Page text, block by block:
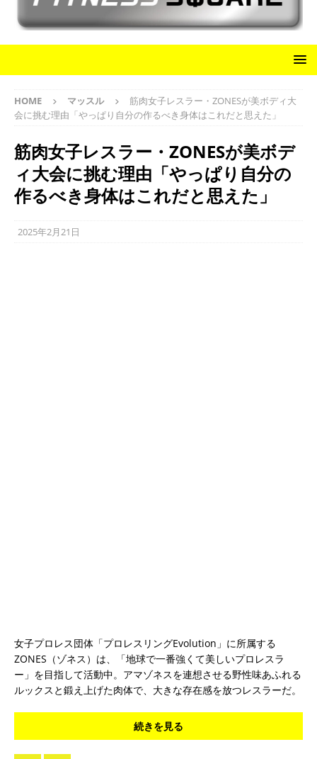
HOME マッスル
筋肉女子レスラー・ZONESが美ボディ大
会に挑む理由「やっぱり自分の作るべき身体はこれだと思えた」
筋肉女子レスラー・ZONESが美ボデ
ィ大会に挑む理由「やっぱり自分の
作るべき身体はこれだと思えた」
2025年2月21日
女子プロレス団体「プロレスリングEvolution」に所属する
ZONES（ゾネス）は、「地球で一番強くて美しいプロレスラ
ー」を目指して活動中。アマゾネスを連想させる野性味あふれる
ルックスと鍛え上げた肉体で、大きな存在感を放つレスラーだ。
続きを見る